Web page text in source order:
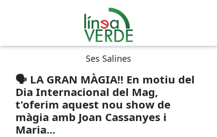
Ses Salines
🗣️ LA GRAN MÀGIA‼️ En motiu del
Dia Internacional del Mag,
t'oferim aquest nou show de
màgia amb Joan Cassanyes i
Maria...